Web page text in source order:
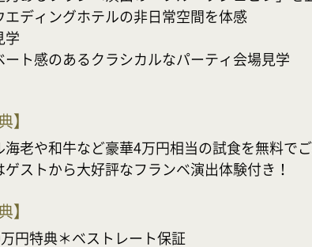
ディングホテルの非日常空間を体感
ト感のあるクラシカルなパーティ会場見学
】
老や和牛など豪華4万円相当の試食を無料で
ストから大好評なフランベ演出体験付き！
】
円特典＊ベストレート保証